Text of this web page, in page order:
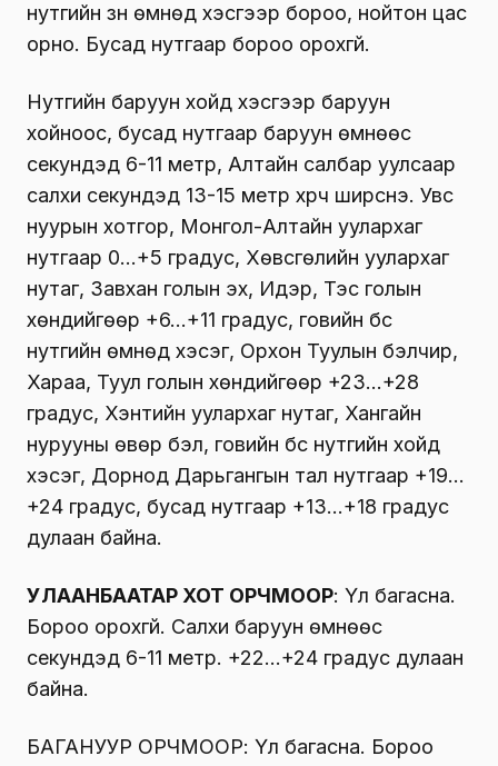
нутгийн зүүн өмнөд хэсгээр бороо, нойтон цас
орно. Бусад нутгаар бороо орохгүй.
Нутгийн баруун хойд хэсгээр баруун
хойноос, бусад нутгаар баруун өмнөөс
секундэд 6-11 метр, Aлтайн салбар уулсаар
салхи секундэд 13-15 метр хүрч ширүүснэ. Увс
нуурын хотгор, Монгол-Алтайн уулархаг
нутгаар 0…+5 градус, Хөвсгөлийн уулархаг
нутаг, Завхан голын эх, Идэр, Тэс голын
хөндийгөөр +6…+11 градус, говийн бүс
нутгийн өмнөд хэсэг, Орхон Туулын бэлчир,
Хараа, Туул голын хөндийгөөр +23…+28
градус, Хэнтийн уулархаг нутаг, Хангайн
нурууны өвөр бэл, говийн бүс нутгийн хойд
хэсэг, Дорнод Дарьгангын тал нутгаар +19…
+24 градус, бусад нутгаар +13…+18 градус
дулаан байна.
УЛААНБААТАР ХОТ ОРЧМООР: Үүл багасна.
Бороо орохгүй. Салхи баруун өмнөөс
секундэд 6-11 метр. +22…+24 градус дулаан
байна.
БАГАНУУР ОРЧМООР: Үүл багасна. Бороо